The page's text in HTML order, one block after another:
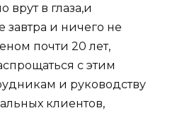
врут в глаза,и
завтра и ничего не
почти 20 лет,
с этим
и руководству
клиентов,